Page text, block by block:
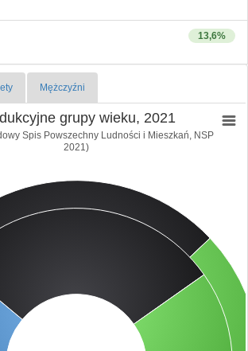
13,6%
Mężczyźni
grupy wieku, 2021
Spis Powszechny Ludności i Mieszkań, NSP
2021)